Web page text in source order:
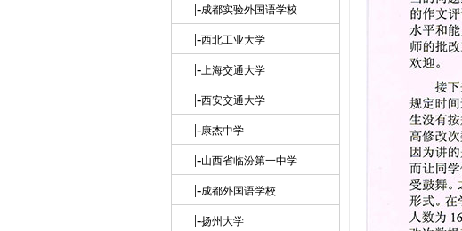
|-成都实验外国语学校
|-西北工业大学
|-上海交通大学
|-西安交通大学
|-康杰中学
|-山西省临汾第一中学
|-成都外国语学校
|-扬州大学